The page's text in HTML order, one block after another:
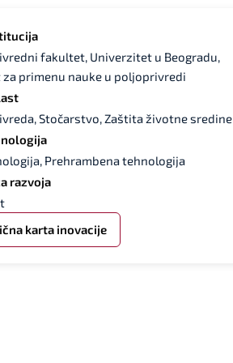
fakultet, Univerzitet u Beogradu,
primenu nauke u poljoprivredi
Stočarstvo, Zaštita životne sredine
Prehrambena tehnologija
razvoja
karta inovacije